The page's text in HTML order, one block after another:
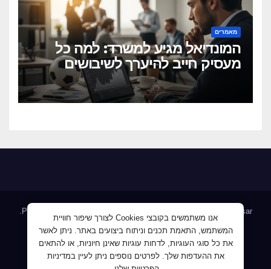
מאמרים
המונדיאל מגיע למשרד: למה כל
מעסיק חייב להיערך לשיבושים
הקרובים
Proudly powered by WordPress Themeansar
HomeAllJobs – אלפי מעסיקים ומועמדים Blog
JobMaster דרושים ומחפשי עבודה Jobnet אתר מודעות הדרושים
אנו משתמשים בקובצי Cookies לצורך שיפור חוויית
המשתמש, התאמת תכנים וניתוח ביצועים באתר. ניתן לאשר
את כל סוגי העוגיות, לדחות עוגיות שאינן חיוניות, או להתאים
את ההעדפות שלך. לפרטים נוספים ניתן לעיין במדיניות